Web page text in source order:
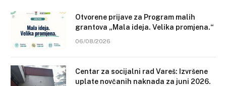
Otvorene prijave za Program malih
grantova „Mala ideja. Velika promjena.“
06/08/2026
Centar za socijalni rad Vareš: Izvršene
uplate novčanih naknada za juni 2026.